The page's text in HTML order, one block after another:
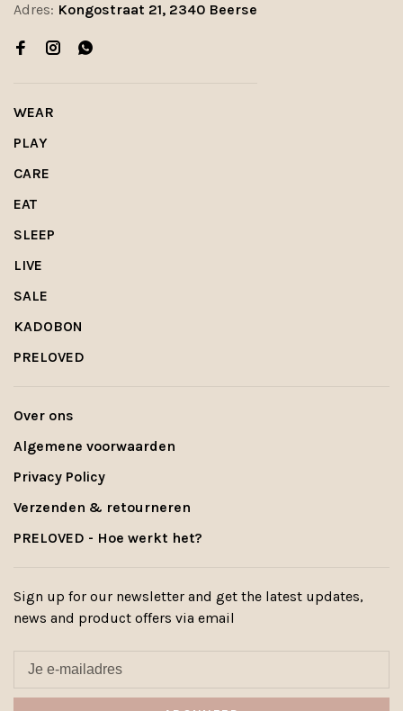
Adres: Kongostraat 21, 2340 Beerse
WEAR
PLAY
CARE
EAT
SLEEP
LIVE
SALE
KADOBON
PRELOVED
Over ons
Algemene voorwaarden
Privacy Policy
Verzenden & retourneren
PRELOVED - Hoe werkt het?
Sign up for our newsletter and get the latest updates,
news and product offers via email